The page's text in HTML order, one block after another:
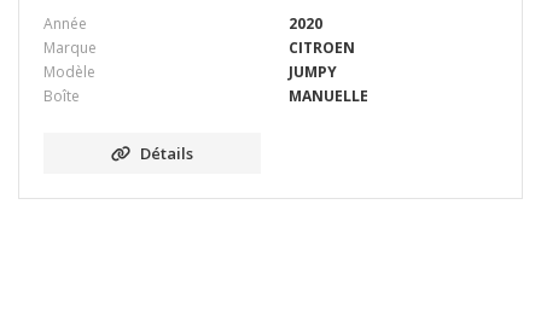
Année
2020
Marque
CITROEN
Modèle
JUMPY
Boîte
MANUELLE
Détails